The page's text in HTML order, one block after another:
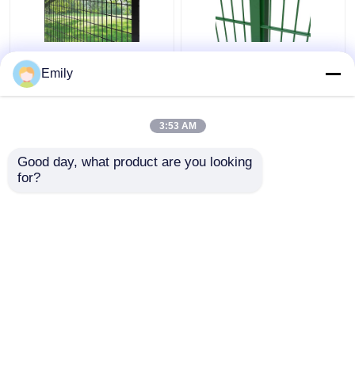
50×100mm 3D
Veiligheidsomheining
Dubbeldraad hek 3000
Draad
Emily
3:53 AM
Good day, what product are you looking
for?